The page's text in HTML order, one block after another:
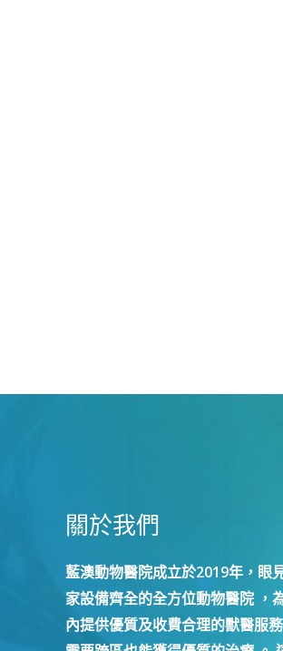
關於我們
藍澳動物醫院成立於2019年，眼
家設備齊全的全方位動物醫院 ，
內提供優質及收費合理的獸醫服